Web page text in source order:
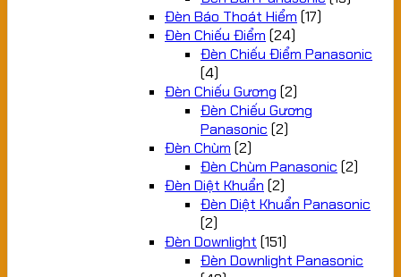
Đèn Báo Thoát Hiểm (17)
Đèn Chiếu Điểm (24)
Đèn Chiếu Điểm Panasonic
(4)
Đèn Chiếu Gương (2)
Đèn Chiếu Gương
Panasonic (2)
Đèn Chùm (2)
Đèn Chùm Panasonic (2)
Đèn Diệt Khuẩn (2)
Đèn Diệt Khuẩn Panasonic
(2)
Đèn Downlight (151)
Đèn Downlight Panasonic